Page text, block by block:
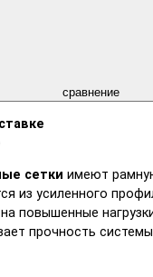
сравнение
сетки имеют
из усиленного
повышенные
прочность